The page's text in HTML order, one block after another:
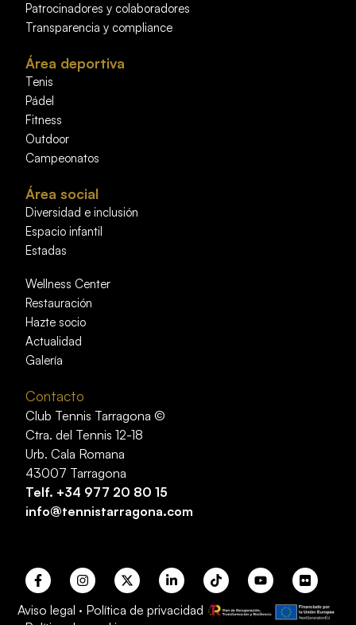
Patrocinadores y colaboradores
Transparencia y compliance
Área deportiva
Tenis
Pádel
Fitness
Outdoor
Campeonatos
Área social
Diversidad e inclusión
Espacio infantil
Estadas
Wellness Center
Restauración
Hazte socio
Actualidad
Galería
Contacto
Club Tennis Tarragona ©
Ctra. del Tennis 12-18
Urb. Cala Romana
43007 Tarragona
Telf. +34 977 20 80 15
info@tennistarragona.com
Aviso legal · Política de privacidad